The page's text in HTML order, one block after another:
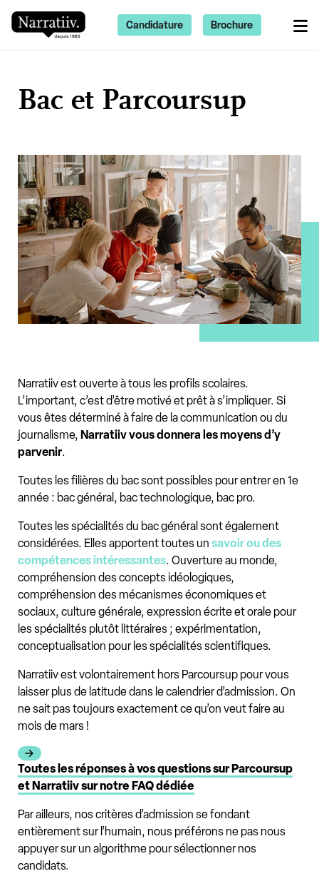
Bac et Parcoursup
Narratiiv est ouverte à tous les profils scolaires.
L’important, c’est d’être motivé et prêt à s’impliquer. Si
vous êtes déterminé à faire de la communication ou du
journalisme, Narratiiv vous donnera les moyens d’y
parvenir.
Toutes les filières du bac sont possibles pour entrer en 1e
année : bac général, bac technologique, bac pro.
Toutes les spécialités du bac général sont également
considérées. Elles apportent toutes un savoir ou des
compétences intéressantes. Ouverture au monde,
compréhension des concepts idéologiques,
compréhension des mécanismes économiques et
sociaux, culture générale, expression écrite et orale pour
les spécialités plutôt littéraires ; expérimentation,
conceptualisation pour les spécialités scientifiques.
Narratiiv est volontairement hors Parcoursup pour vous
laisser plus de latitude dans le calendrier d’admission. On
ne sait pas toujours exactement ce qu’on veut faire au
mois de mars !
Toutes les réponses à vos questions sur Parcoursup
et Narratiiv sur notre FAQ dédiée
Par ailleurs, nos critères d’admission se fondant
entièrement sur l’humain, nous préférons ne pas nous
appuyer sur un algorithme pour sélectionner nos
candidats.
Candidature Brochure